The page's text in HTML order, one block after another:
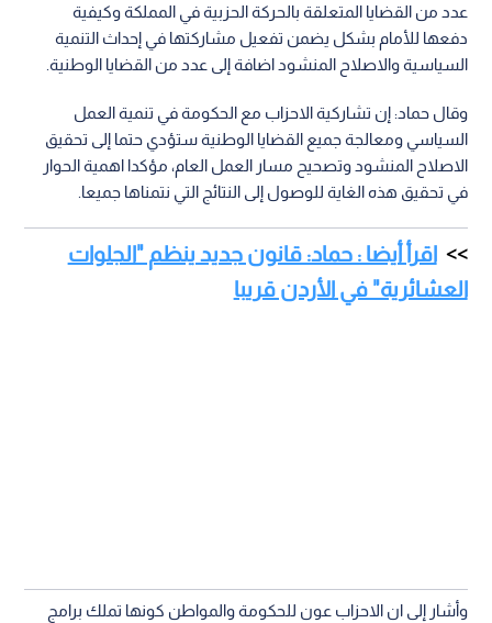
عدد من القضايا المتعلقة بالحركة الحزبية في المملكة وكيفية
دفعها للأمام بشكل يضمن تفعيل مشاركتها في إحداث التنمية
السياسية والاصلاح المنشود اضافة إلى عدد من القضايا الوطنية.
وقال حماد: إن تشاركية الاحزاب مع الحكومة في تنمية العمل
السياسي ومعالجة جميع القضايا الوطنية ستؤدي حتما إلى تحقيق
الاصلاح المنشود وتصحيح مسار العمل العام، مؤكدا اهمية الحوار
في تحقيق هذه الغاية للوصول إلى النتائج التي نتمناها جميعا.
اقرأ أيضا : حماد: قانون جديد ينظم "الجلوات
العشائرية" في الأردن قريبا
وأشار إلى ان الاحزاب عون للحكومة والمواطن كونها تملك برامج